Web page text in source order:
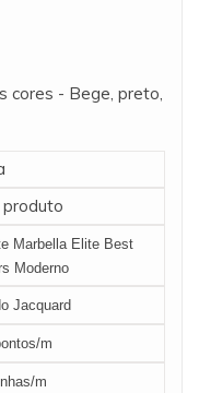
cores - Bege, preto,
Marbella Elite Best
Moderno
Jacquard
m
m